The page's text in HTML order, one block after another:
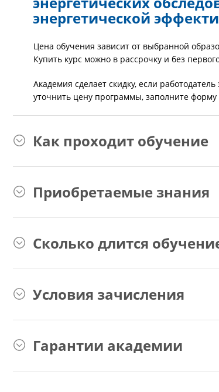
энергетической
Цена обучения зависит от выбранной
Купить курс можно в рассрочку и без
Академия сделает скидку, если
уточнить цену программы, заполните форму
Как проходит обучение
Приобретаемые знания
Сколько длится
Условия зачисления
Гарантии академии